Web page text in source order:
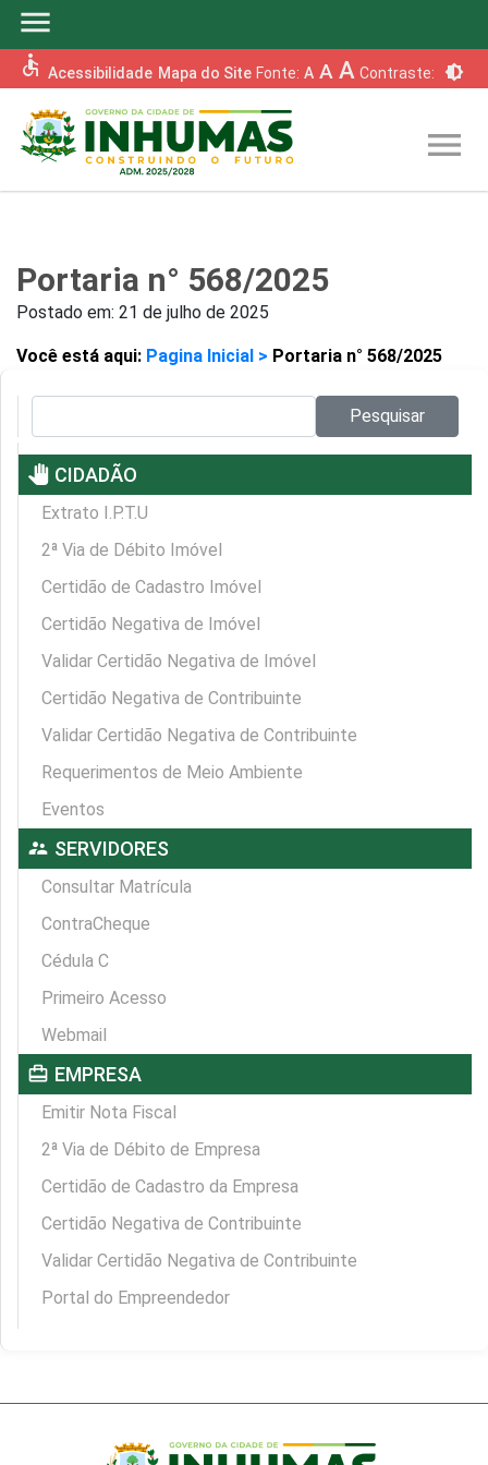
menu
accessible Acessibilidade Mapa do Site Fonte: A A A Contraste: brightness_6
menu
Portaria n° 568/2025
Postado em: 21 de julho de 2025
Você está aqui: Pagina Inicial > Portaria n° 568/2025
Pesquisar
pan_tool CIDADÃO
Extrato I.P.T.U
2ª Via de Débito Imóvel
Certidão de Cadastro Imóvel
Certidão Negativa de Imóvel
Validar Certidão Negativa de Imóvel
Certidão Negativa de Contribuinte
Validar Certidão Negativa de Contribuinte
Requerimentos de Meio Ambiente
Eventos
supervisor_account SERVIDORES
Consultar Matrícula
ContraCheque
Cédula C
Primeiro Acesso
Webmail
card_travel EMPRESA
Emitir Nota Fiscal
2ª Via de Débito de Empresa
Certidão de Cadastro da Empresa
Certidão Negativa de Contribuinte
Validar Certidão Negativa de Contribuinte
Portal do Empreendedor